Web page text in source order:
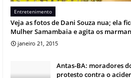
Entretenimento
Veja as fotos de Dani Souza nua; ela
Mulher Samambaia e agita os
janeiro 21, 2015
Antas-BA: moradores
protesto contra o